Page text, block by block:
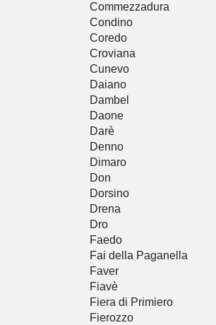
Commezzadura
Condino
Coredo
Croviana
Cunevo
Daiano
Dambel
Daone
Darè
Denno
Dimaro
Don
Dorsino
Drena
Dro
Faedo
Fai della Paganella
Faver
Fiavè
Fiera di Primiero
Fierozzo